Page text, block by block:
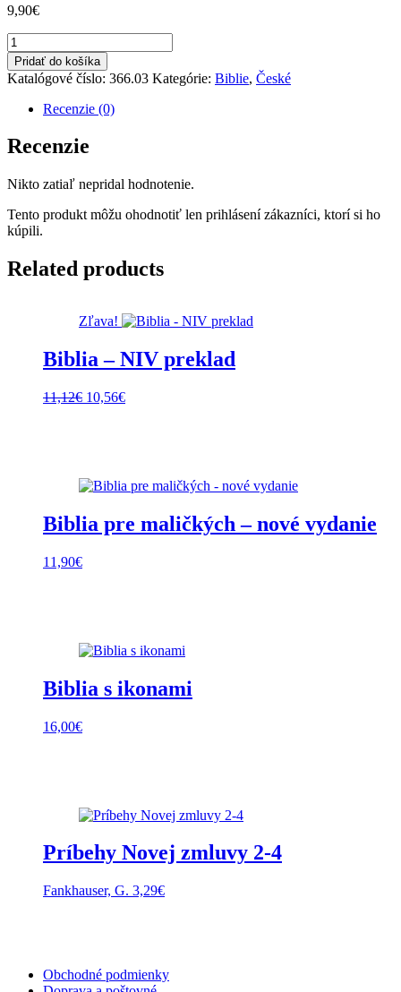
9,90€
množstvo
Biblia
-
česká
Pavlíkov
študijný
preklad
Pridať do košíka
Katalógové číslo: 366.03 Kategórie: Biblie, České
Recenzie (0)
Recenzie
Nikto zatiaľ nepridal hodnotenie.
Tento produkt môžu ohodnotiť len prihlásení zákazníci, ktorí si ho
kúpili.
Related products
Zľava!
Biblia – NIV preklad
11,12€ Pôvodná
10,56€Aktuálna
Biblia pre maličkých – nové vydanie
11,90€
Biblia s ikonami
16,00€
Príbehy Novej zmluvy 2-4
Fankhauser, G. 3,29€
Obchodné podmienky